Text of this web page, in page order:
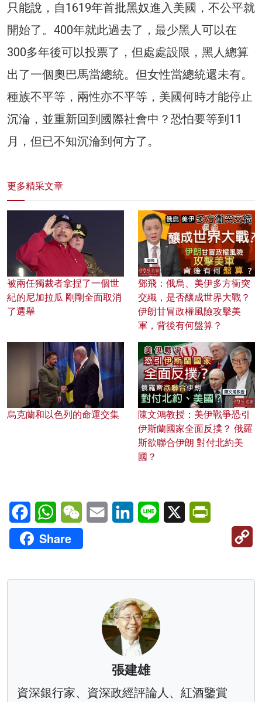
只能說，自1619年首批黑奴進入美國，不公平就
開始了。400年就此過去了，最少黑人可以在
300多年後可以投票了，但處處設限，黑人總算
出了一個奧巴馬當總統。但女性當總統還未有。
種族不平等，兩性亦不平等，美國何時才能停止
沉淪，並重新回到國際社會中？恐怕要等到11
月，但已不知沉淪到何方了。
更多精采文章
被兩任獨裁者拿捏了一個世
紀的尼加拉瓜 剛剛全面取消
了選舉
鄧飛：俄烏、美伊多方衝突
交織，是否釀成世界大戰？
伊朗甘冒政權風險攻擊美
軍，背後有何盤算？
烏克蘭和以色列的命運交集
陳文鴻教授：美伊戰爭恐引
伊斯蘭國家全面反撲？ 俄羅
斯欲聯合伊朗 對付北約美
國？
FacebookWhatsAppWeChatEmail LinkedInLine X
Share
張建雄
資深銀行家、資深政經評論人、紅酒鑒賞